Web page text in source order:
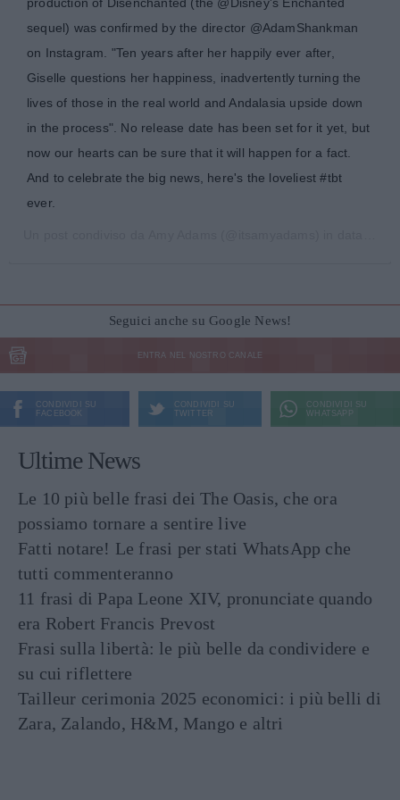
sequel) was confirmed by the director @AdamShankman
on Instagram. "Ten years after her happily ever after,
Giselle questions her happiness, inadvertently turning the
lives of those in the real world and Andalasia upside down
in the process". No release date has been set for it yet, but
now our hearts can be sure that it will happen for a fact.
And to celebrate the big news, here's the loveliest #tbt
ever.
Seguici anche su Google News!
ENTRA NEL NOSTRO CANALE
CONDIVIDI SU
FACEBOOK
CONDIVIDI SU
TWITTER
CONDIVIDI SU
WHATSAPP
Ultime News
Le 10 più belle frasi dei The Oasis, che ora
possiamo tornare a sentire live
Fatti notare! Le frasi per stati WhatsApp che
tutti commenteranno
11 frasi di Papa Leone XIV, pronunciate quando
era Robert Francis Prevost
Frasi sulla libertà: le più belle da condividere e
su cui riflettere
Tailleur cerimonia 2025 economici: i più belli di
Zara, Zalando, H&M, Mango e altri